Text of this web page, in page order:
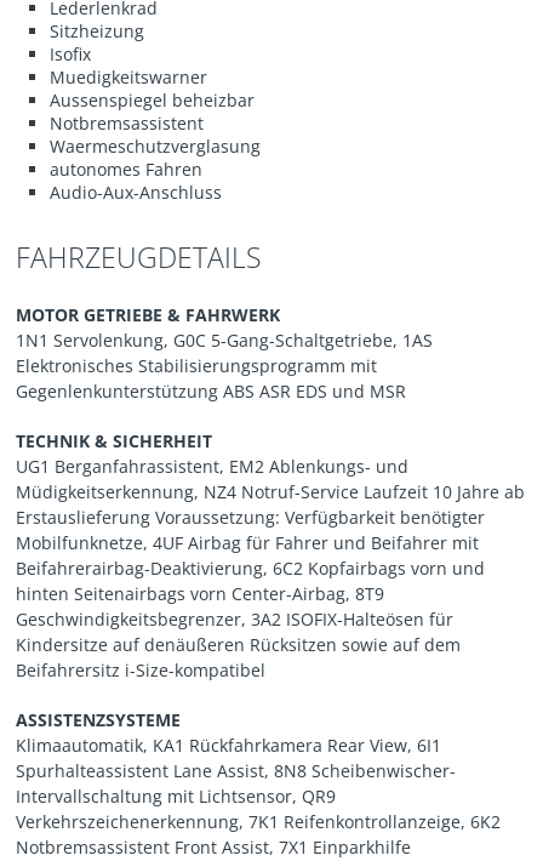
Lederlenkrad
Sitzheizung
Isofix
Muedigkeitswarner
Aussenspiegel beheizbar
Notbremsassistent
Waermeschutzverglasung
autonomes Fahren
Audio-Aux-Anschluss
FAHRZEUGDETAILS
MOTOR GETRIEBE & FAHRWERK
1N1 Servolenkung, G0C 5-Gang-Schaltgetriebe, 1AS
Elektronisches Stabilisierungsprogramm mit
Gegenlenkunterstützung ABS ASR EDS und MSR
TECHNIK & SICHERHEIT
UG1 Berganfahrassistent, EM2 Ablenkungs- und
Müdigkeitserkennung, NZ4 Notruf-Service Laufzeit 10 Jahre ab
Erstauslieferung Voraussetzung: Verfügbarkeit benötigter
Mobilfunknetze, 4UF Airbag für Fahrer und Beifahrer mit
Beifahrerairbag-Deaktivierung, 6C2 Kopfairbags vorn und
hinten Seitenairbags vorn Center-Airbag, 8T9
Geschwindigkeitsbegrenzer, 3A2 ISOFIX-Halteösen für
Kindersitze auf denäußeren Rücksitzen sowie auf dem
Beifahrersitz i-Size-kompatibel
ASSISTENZSYSTEME
Klimaautomatik, KA1 Rückfahrkamera Rear View, 6I1
Spurhalteassistent Lane Assist, 8N8 Scheibenwischer-
Intervallschaltung mit Lichtsensor, QR9
Verkehrszeichenerkennung, 7K1 Reifenkontrollanzeige, 6K2
Notbremsassistent Front Assist, 7X1 Einparkhilfe